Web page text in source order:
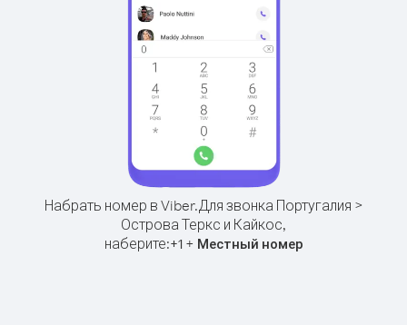
Набрать номер в Viber.Для звонка Португалия >
Острова Теркс и Кайкос,
наберите:+1+ Местный номер